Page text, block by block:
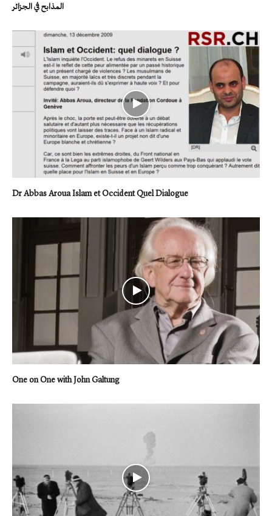
المذابح في الجزائر
Dr Abbas Aroua Islam et Occident Quel Dialogue
One on One with John Galtung